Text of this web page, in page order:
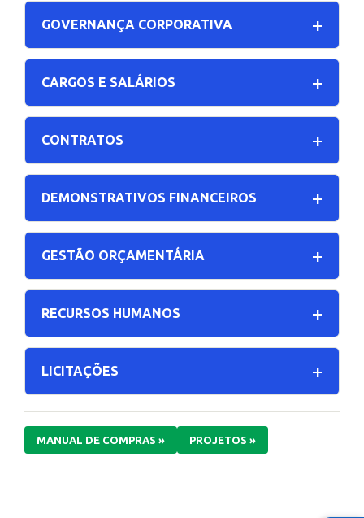
GOVERNANÇA CORPORATIVA
CARGOS E SALÁRIOS
CONTRATOS
DEMONSTRATIVOS FINANCEIROS
GESTÃO ORÇAMENTÁRIA
RECURSOS HUMANOS
LICITAÇÕES
MANUAL DE COMPRAS » PROJETOS »